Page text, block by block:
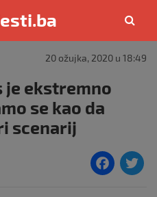
20 ožujka, 2020 u 18:49
je ekstremno
se kao da
scenarij
F